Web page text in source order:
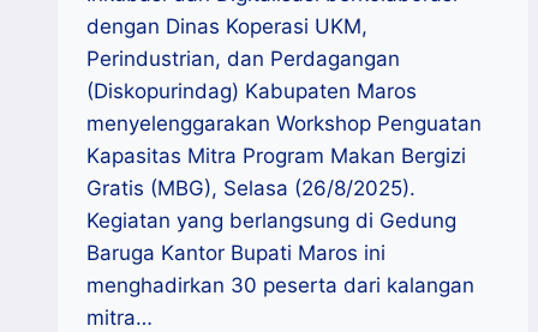
dengan Dinas Koperasi UKM,
Perindustrian, dan Perdagangan
(Diskopurindag) Kabupaten Maros
menyelenggarakan Workshop Penguatan
Kapasitas Mitra Program Makan Bergizi
Gratis (MBG), Selasa (26/8/2025).
Kegiatan yang berlangsung di Gedung
Baruga Kantor Bupati Maros ini
menghadirkan 30 peserta dari kalangan
mitra…